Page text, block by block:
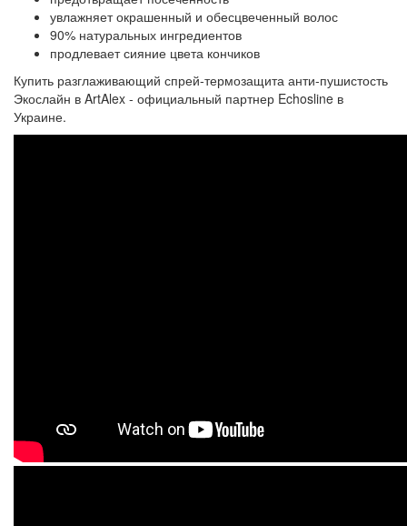
увлажняет окрашенный и обесцвеченный волос
90% натуральных ингредиентов
продлевает сияние цвета кончиков
Купить разглаживающий спрей-термозащита анти-пушистость
Экослайн в ArtAlex - официальный партнер Echosline в
Украине.